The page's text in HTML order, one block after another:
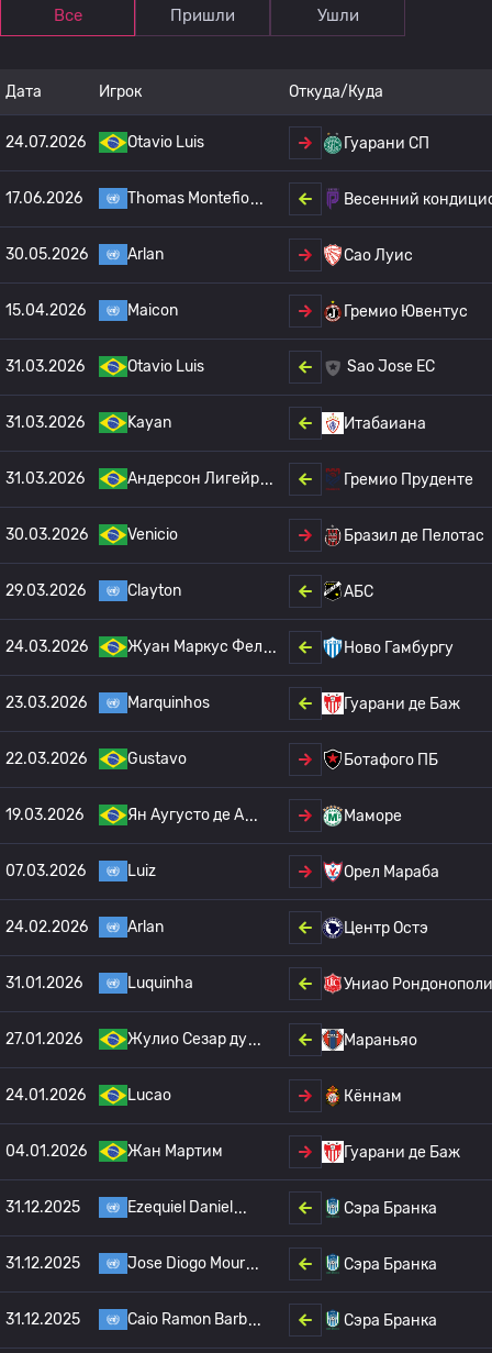
Все Пришли Ушли
Дата Игрок Откуда/Куда
24.07.2026 Otavio Luis Гуарани СП
17.06.2026 Thomas Montefio Весенний
30.05.2026 Arlan Сао Луис
15.04.2026 Maicon Гремио Ювентус
31.03.2026 Otavio Luis Sao Jose EC
31.03.2026 Kayan Итабаиана
31.03.2026 Андерсон Лигейр Гремио Пруденте
30.03.2026 Venicio Бразил де Пелотас
29.03.2026 Clayton АБС
24.03.2026 Жуан Маркус Фел Ново Гамбургу
23.03.2026 Marquinhos Гуарани де Баж
22.03.2026 Gustavo Ботафого ПБ
19.03.2026 Ян Аугусто де А Маморе
07.03.2026 Luiz Орел Мараба
24.02.2026 Arlan Центр Остэ
31.01.2026 Luquinha Униао
27.01.2026 Жулио Сезар ду Мараньяо
24.01.2026 Lucao Кённам
04.01.2026 Жан Мартим Гуарани де Баж
31.12.2025 Ezequiel Daniel Сэра Бранка
31.12.2025 Jose Diogo Mour Сэра Бранка
31.12.2025 Caio Ramon Barb Сэра Бранка